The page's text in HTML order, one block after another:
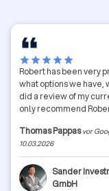
starstarstarstarstar
Robert has been very
what options we have,
did a review of my
only recommend
Thomas Pappas vor
10.03.2026
Sander
GmbH